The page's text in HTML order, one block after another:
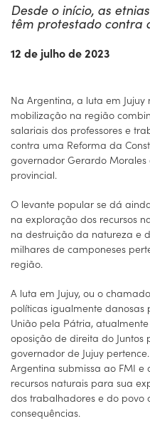
Desde o início, as
têm protestado contra
12 de julho de 2023
Na Argentina, a luta em
mobilização na região
salariais dos professores e
contra uma Reforma da
governador Gerardo
provincial.
O levante popular se dá
na exploração dos recursos
na destruição da natureza e
milhares de camponeses
região.
A luta em Jujuy, ou o
políticas igualmente
União pela Pátria,
oposição de direita do
governador de Jujuy
Argentina submissa ao FMI
recursos naturais para sua
dos trabalhadores e do povo
consequências.